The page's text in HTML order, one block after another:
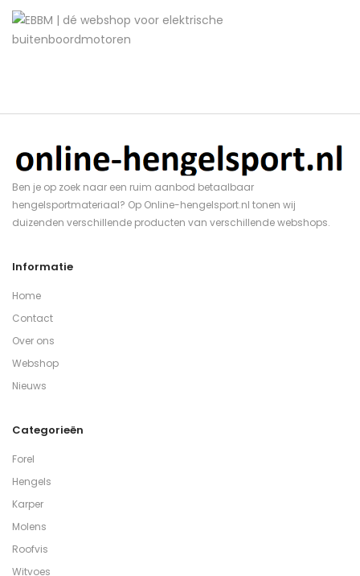
Ben je op zoek naar een ruim aanbod betaalbaar
hengelsportmateriaal? Op Online-hengelsport.nl tonen wij
duizenden verschillende producten van verschillende webshops.
Informatie
Home
Contact
Over ons
Webshop
Nieuws
Categorieën
Forel
Hengels
Karper
Molens
Roofvis
Witvoes